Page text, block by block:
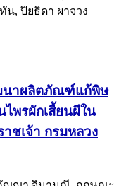
, ปิยธิดา ผาจวง
นาผลิตภัณฑ์แก้พิษ
พรผักเสี้ยนผีใน
ชเจ้า กรมหลวง